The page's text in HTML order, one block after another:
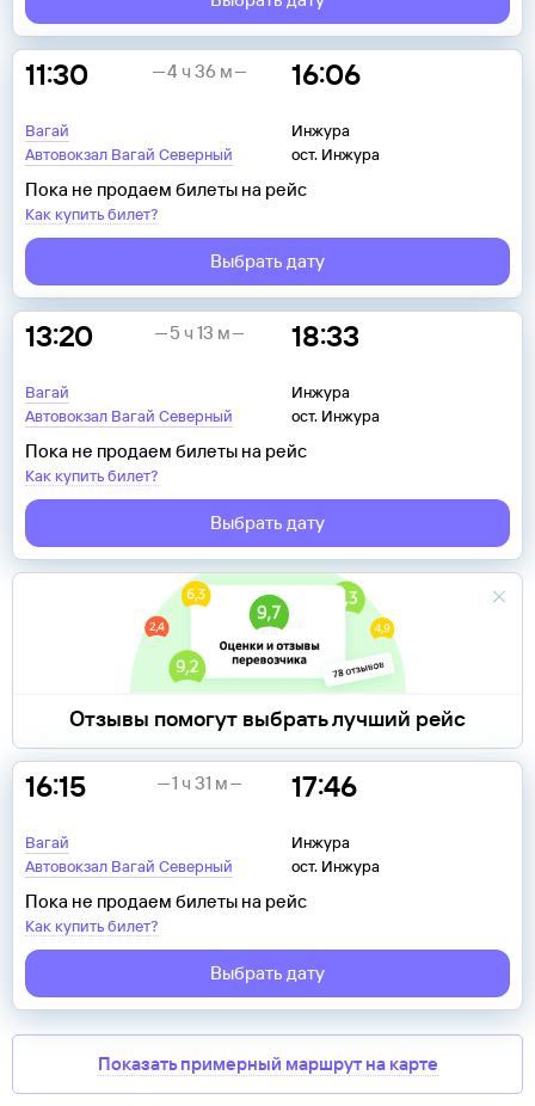
11:30
Вагай
Автовокзал Вагай Северный
16:06
Инжура
ост. Инжура
4 ч 36 м
Пока не продаем билеты на рейс
Как купить билет?
Выбрать дату
13:20
Вагай
Автовокзал Вагай Северный
18:33
Инжура
ост. Инжура
5 ч 13 м
Пока не продаем билеты на рейс
Как купить билет?
Выбрать дату
Отзывы помогут выбрать лучший рейс
16:15
Вагай
Автовокзал Вагай Северный
17:46
Инжура
ост. Инжура
1 ч 31 м
Пока не продаем билеты на рейс
Как купить билет?
Выбрать дату
Показать примерный маршрут на карте